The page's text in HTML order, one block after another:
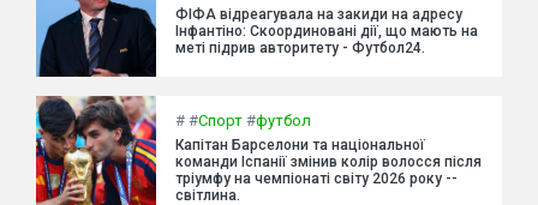
ФІФА відреагувала на закиди на адресу
Інфантіно: Скоординовані дії, що мають на
меті підрив авторитету - Футбол24.
# #Спорт #футбол
Капітан Барселони та національної
команди Іспанії змінив колір волосся після
тріумфу на чемпіонаті світу 2026 року --
світлина.